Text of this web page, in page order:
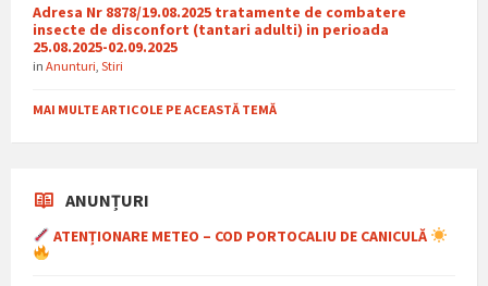
Adresa Nr 8878/19.08.2025 tratamente de combatere
insecte de disconfort (tantari adulti) in perioada
25.08.2025-02.09.2025
in Anunturi Stiri
MAI MULTE ARTICOLE PE ACEASTĂ TEMĂ
ANUNȚURI
ATENȚIONARE METEO – COD PORTOCALIU DE CANICULĂ